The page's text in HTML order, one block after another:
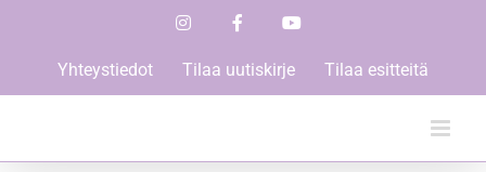
InstagramFacebook
Yhteystiedot Tilaa uutiskirje Tilaa esitteitä